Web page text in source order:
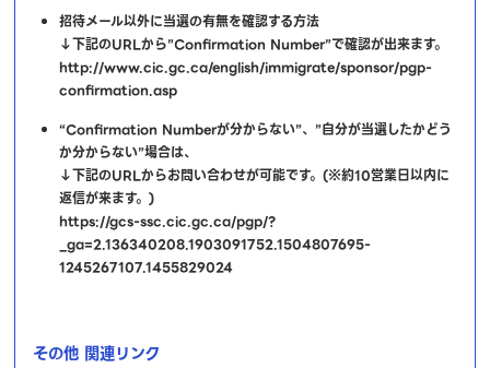
招待メール以外に当選の有無を確認する方法
↓下記のURLから”Confirmation Number”で確認が出来ます。
http://www.cic.gc.ca/english/immigrate/sponsor/pgp-
confirmation.asp
“Confirmation Numberが分からない”、”自分が当選したかどう
か分からない”場合は、
↓下記のURLからお問い合わせが可能です。(※約10営業日以内に
返信が来ます。)
https://gcs-ssc.cic.gc.ca/pgp/?
_ga=2.136340208.1903091752.1504807695-
1245267107.1455829024
その他 関連リンク